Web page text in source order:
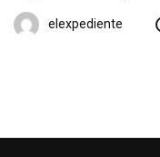
elexpediente